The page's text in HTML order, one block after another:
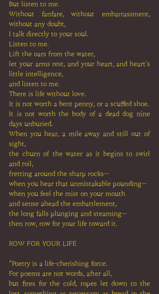
But listen to me.
Without fanfare, without embarrassment,
without any doubt,
I talk directly to your soul.
Listen to me.
Lift the oars from the water,
let your arms rest, and your heart, and heart's
little intelligence,
and listen to me.
There is life without love.
It is not worth a bent penny, or a scuffed shoe.
It is not worth the body of a dead dog nine
days unburied.
When you hear, a mile away and still out of
sight,
the churn of the water as it begins to swirl
and roil,
fretting around the sharp rocks--
when you hear that unmistakable pounding--
when you feel the mist on your mouth
and sense ahead the embattlement,
the long falls plunging and steaming--
then row, row for your life toward it.
ROW FOR YOUR LIFE
“Poetry is a life-cherishing force.
For poems are not words, after all,
but fires for the cold, ropes let down to the